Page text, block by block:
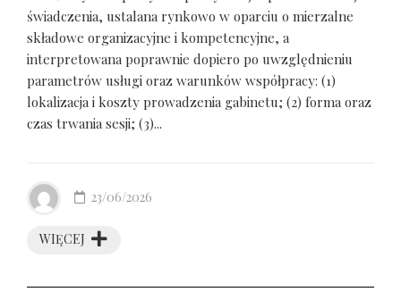
świadczenia, ustalana rynkowo w oparciu o mierzalne
składowe organizacyjne i kompetencyjne, a
interpretowana poprawnie dopiero po uwzględnieniu
parametrów usługi oraz warunków współpracy: (1)
lokalizacja i koszty prowadzenia gabinetu; (2) forma oraz
czas trwania sesji; (3)...
WIĘCEJ
23/06/2026